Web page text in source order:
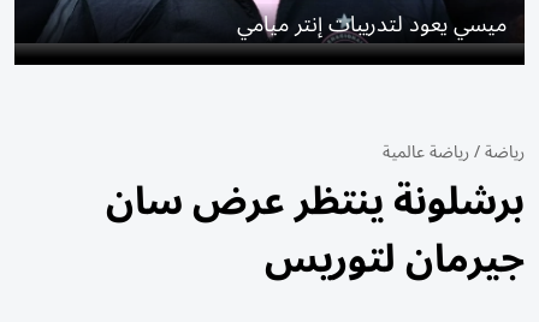
ميسي يعود لتدريبات إنتر ميامي
رياضة/رياضة عالمية
برشلونة ينتظر عرض سان
جيرمان لتوريس